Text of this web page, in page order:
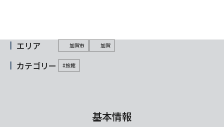
エリア 加賀市 加賀
カテゴリー #旅館
基本情報